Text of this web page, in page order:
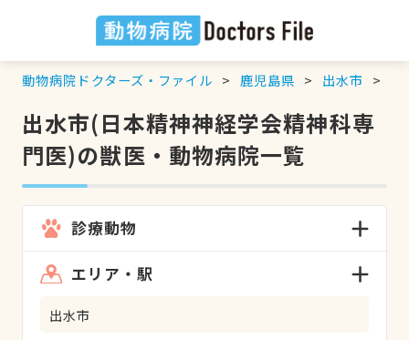
動物病院ドクターズ・ファイル 鹿児島県 出水市
出水市(日本精神神経学会精神科専
門医)の獣医・動物病院一覧
診療動物
エリア・駅
出水市